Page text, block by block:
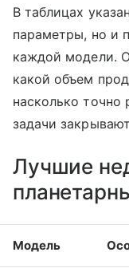
В таблицах
параметры, но и
каждой модели.
какой объем
насколько точно
задачи
Лучшие
Модель